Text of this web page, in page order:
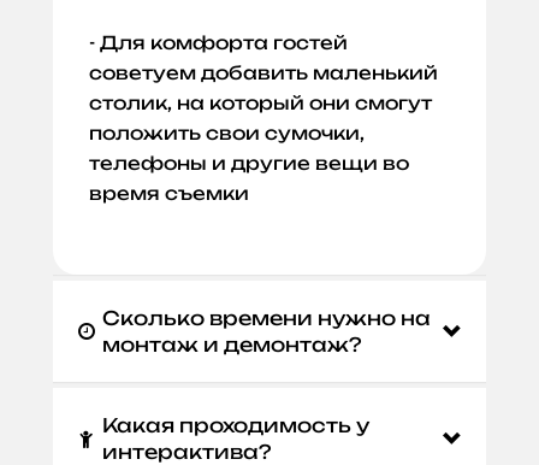
- Для комфорта гостей
советуем добавить маленький
столик, на который они смогут
положить свои сумочки,
телефоны и другие вещи во
время съемки

Сколько времени нужно на
монтаж и демонтаж?

Какая проходимость у
интерактива?